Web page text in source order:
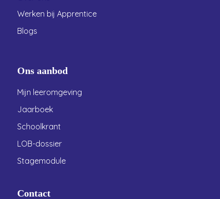
Werken bij Apprentice
Blogs
Ons aanbod
Mijn leeromgeving
Jaarboek
Schoolkrant
LOB-dossier
Stagemodule
Contact